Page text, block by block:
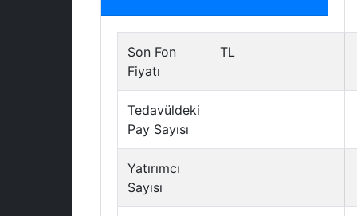
Son Fon
Fiyatı
TL
Tedavüldeki
Pay Sayısı
Yatırımcı
Sayısı